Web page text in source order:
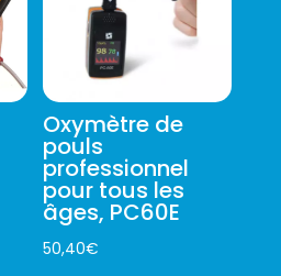
Oxymètre de
pouls
professionnel
pour tous les
âges, PC60E
50,40€